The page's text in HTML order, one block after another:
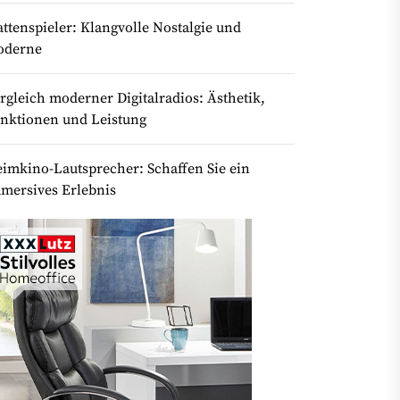
Klangvolle Nostalgie und
moderner Digitalradios: Ästhetik,
und Leistung
Lautsprecher: Schaffen Sie ein
Erlebnis